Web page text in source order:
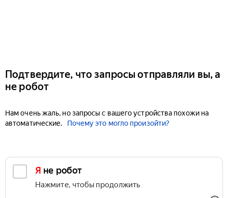
Подтвердите, что запросы отправляли вы, а
не робот
Нам очень жаль, но запросы с вашего устройства похожи на
автоматические.
Почему это могло произойти?
Я не робот
Нажмите, чтобы продолжить